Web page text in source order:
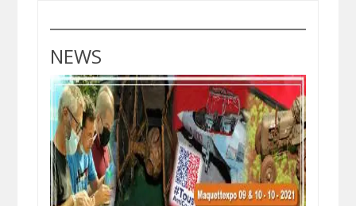
NEWS